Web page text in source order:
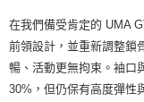
在我們備受肯定的 UMA
前領設計，並重新調整鎖
暢、活動更無拘束。袖口
30%，但仍保有高度彈性